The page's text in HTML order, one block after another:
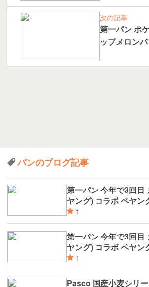
次の記事
第一パン ポケモンチョコチ
ップメロン
パンのブログ記事
第一パン 今年で3回目 まるか食品 ㈱ (ペ
ヤング) コラボ ペヤングソースやきそば
揚げパン
1
第一パン 今年で3回目 まるか食品 ㈱ (ペ
ヤング) コラボ ペヤングソースやきそば
パン1
Pasco 国産小麦シリーズ 国産小麦塩キャ